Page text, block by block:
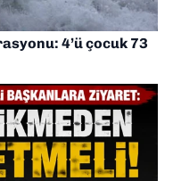
4’ü çocuk 73